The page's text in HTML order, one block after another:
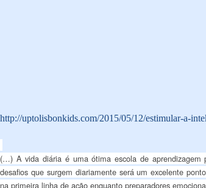
http://uptolisbonkids.com/2015/05/12/estimular-a-
(…) A vida diária é uma ótima escola de aprendizagem
desafios que surgem diariamente será um excelente
na primeira linha de ação enquanto preparadores